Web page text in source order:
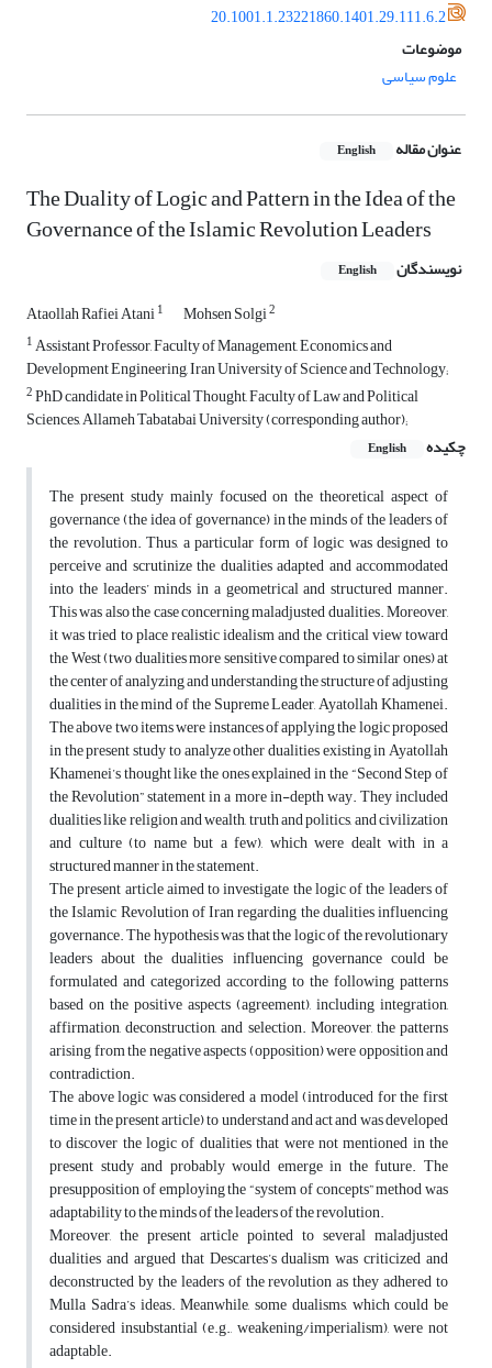
20.1001.1.23221860.1401.29.111.6.2
موضوعات
علوم سیاسی
عنوان مقاله English
The Duality of Logic and Pattern in the Idea of the
Governance of the Islamic Revolution Leaders
نویسندگان English
Ataollah Rafiei Atani1 Mohsen Solgi2
1Assistant Professor, Faculty of Management, Economics and
Development Engineering, Iran University of Science and Technology;
2PhD candidate in Political Thought, Faculty of Law and Political
Sciences, Allameh Tabatabai University (corresponding author);
چکیده
English
The present study mainly focused on the theoretical aspect of
governance (the idea of governance) in the minds of the leaders of
the revolution. Thus, a particular form of logic was designed to
perceive and scrutinize the dualities adapted and accommodated
into the leaders’ minds in a geometrical and structured manner.
This was also the case concerning maladjusted dualities. Moreover,
it was tried to place realistic idealism and the critical view toward
the West (two dualities more sensitive compared to similar ones) at
the center of analyzing and understanding the structure of adjusting
dualities in the mind of the Supreme Leader, Ayatollah Khamenei.
The above two items were instances of applying the logic proposed
in the present study to analyze other dualities existing in Ayatollah
Khamenei’s thought like the ones explained in the “Second Step of
the Revolution” statement in a more in-depth way. They included
dualities like religion and wealth, truth and politics, and civilization
and culture (to name but a few), which were dealt with in a
structured manner in the statement.
The present article aimed to investigate the logic of the leaders of
the Islamic Revolution of Iran regarding the dualities influencing
governance. The hypothesis was that the logic of the revolutionary
leaders about the dualities influencing governance could be
formulated and categorized according to the following patterns
based on the positive aspects (agreement), including integration,
affirmation, deconstruction, and selection. Moreover, the patterns
arising from the negative aspects (opposition) were opposition and
contradiction.
The above logic was considered a model (introduced for the first
time in the present article) to understand and act and was developed
to discover the logic of dualities that were not mentioned in the
present study and probably would emerge in the future. The
presupposition of employing the “system of concepts” method was
adaptability to the minds of the leaders of the revolution.
Moreover, the present article pointed to several maladjusted
dualities and argued that Descartes’s dualism was criticized and
deconstructed by the leaders of the revolution as they adhered to
Mulla Sadra’s ideas. Meanwhile, some dualisms, which could be
considered insubstantial (e.g., weakening/imperialism), were not
adaptable.